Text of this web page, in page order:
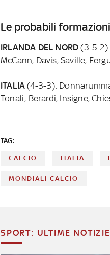
Le probabili
IRLANDA DEL NORD (3-5-
McCann, Davis, Saville,
ITALIA(4-3-3):
Tonali; Berardi, Insigne,
TAG:
CALCIO ITALIA
MONDIALI CALCIO
SPORT: ULTIME NOTIZIE